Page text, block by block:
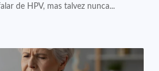
de HPV, mas talvez nunca...